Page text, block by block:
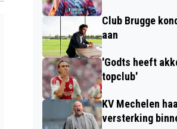
Club Brugge
aan
'Godts heeft
topclub'
KV Mechelen
versterking